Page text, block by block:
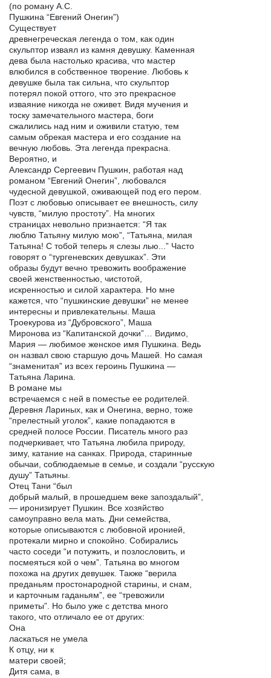
(по роману А.С.
Пушкина “Евгений Онегин”)
Существует
древнегреческая легенда о том, как один
скульптор изваял из камня девушку. Каменная
дева была настолько красива, что мастер
влюбился в собственное творение. Любовь к
девушке была так сильна, что скульптор
потерял покой оттого, что это прекрасное
изваяние никогда не оживет. Видя мучения и
тоску замечательного мастера, боги
сжалились над ним и оживили статую, тем
самым обрекая мастера и его создание на
вечную любовь. Эта легенда прекрасна.
Вероятно, и
Александр Сергеевич Пушкин, работая над
романом “Евгений Онегин”, любовался
чудесной девушкой, оживающей под его пером.
Поэт с любовью описывает ее внешность, силу
чувств, “милую простоту”. На многих
страницах невольно признается: “Я так
люблю Татьяну милую мою”, “Татьяна, милая
Татьяна! С тобой теперь я слезы лью...” Часто
говорят о “тургеневских девушках”. Эти
образы будут вечно тревожить воображение
своей женственностью, чистотой,
искренностью и силой характера. Но мне
кажется, что “пушкинские девушки” не менее
интересны и привлекательны. Маша
Троекурова из “Дубровского”, Маша
Миронова из “Капитанской дочки”… Видимо,
Мария — любимое женское имя Пушкина. Ведь
он назвал свою старшую дочь Машей. Но самая
“знаменитая” из всех героинь Пушкина —
Татьяна Ларина.
В романе мы
встречаемся с ней в поместье ее родителей.
Деревня Лариных, как и Онегина, верно, тоже
“прелестный уголок”, какие попадаются в
средней полосе России. Писатель много раз
подчеркивает, что Татьяна любила природу,
зиму, катание на санках. Природа, старинные
обычаи, соблюдаемые в семье, и создали “русскую
душу” Татьяны.
Отец Тани “был
добрый малый, в прошедшем веке запоздалый”,
— иронизирует Пушкин. Все хозяйство
самоуправно вела мать. Дни семейства,
которые описываются с любовной иронией,
протекали мирно и спокойно. Собирались
часто соседи “и потужить, и позлословить, и
посмеяться кой о чем”. Татьяна во многом
похожа на других девушек. Также “верила
преданьям простонародной старины, и снам,
и карточным гаданьям”, ее “тревожили
приметы”. Но было уже с детства много
такого, что отличало ее от других:
Она
ласкаться не умела
К отцу, ни к
матери своей;
Дитя сама, в